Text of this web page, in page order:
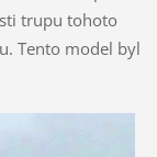
trupu tohoto
Tento model byl